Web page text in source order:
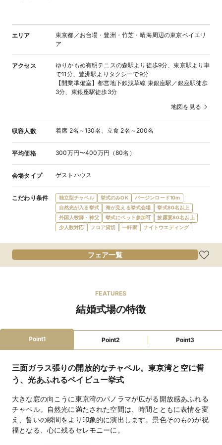
エリア
東京都／お台場・豊洲・竹芝・晴海周辺の東京ベイエリ
ア
アクセス
ゆりかもめ有明テニスの森駅より徒歩9分、東京駅より車
で11分、豊洲駅よりタクシーで9分
【開業準備室】都営地下鉄浅草線 東銀座駅／銀座駅徒歩
3分、東銀座駅徒歩3分
地図を見る
収容人数 着席 2名～130名、立食 2名～200名
平均価格 300万円〜400万円（80名）
会場タイプ ゲストハウス
こだわり条件 独立型チャペル 挙式のみOK
バージンロード10m
自然光が入る挙式
海が見える挙式会場
挙式80名以上
外国人牧師・神父
挙式にペット参加可
披露宴80名以上
少人数対応
フロア貸切 一軒家
ナイトウエディング
食物アレルギー対応
オリジナルメニュー
デザートビュッフェ
会費制パーティ
1日1組限定
バリアフリー対応
新郎新婦衣装充実
親族ゲスト衣装レンタル
親族着付あり
ローン利用可
最寄駅から送迎あり
無料試食可 ステージ
バーカウンター
招待状・印刷物手配
カラオケ手配
装花手配
ウェルカムボード手配
ファミリーウェ
ディング
授乳室 オムツ替えスペース
ベビーベッド
子ども用おもちゃ
アレルギー対応
挙式スタイル
教会式 ￥330,000、人前式 ￥330,000（チャペル）、
フェア一覧
FEATURES
結婚式場の特徴
Point1 Point2 Point3
三面ガラス張りの開放的なチャペル。東京湾と空に誓
う、光あふれるベイビュー挙式
大きな窓の向こうに東京湾のパノラマが広がる開放感あふれる
チャペル。自然光に満たされた空間は、時間とともに表情を変
え、誓いの瞬間をより印象的に演出します。景色そのものが祝
福となる、心に残るセレモニーに。